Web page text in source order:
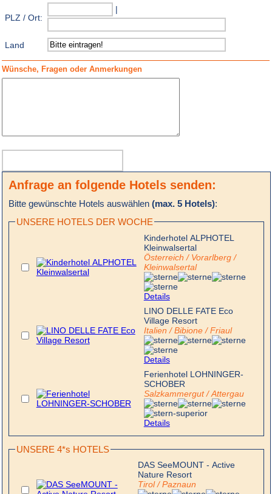
PLZ / Ort:
|
Land
Wünsche, Fragen oder Anmerkungen
Anfrage an folgende Hotels senden:
Bitte gewünschte Hotels auswählen (max. 5 Hotels):
UNSERE HOTELS DER WOCHE
Kinderhotel ALPHOTEL
Kleinwalsertal
Österreich / Vorarlberg /
Kleinwalsertal
Details
LINO DELLE FATE Eco
Village Resort
Italien / Bibione / Friaul
Details
Ferienhotel LOHNINGER-
SCHOBER
Salzkammergut / Attergau
Details
UNSERE 4*s HOTELS
DAS SeeMOUNT - Active
Nature Resort
Tirol / Paznaun